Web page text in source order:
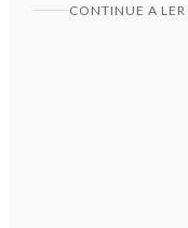
CONTINUE A